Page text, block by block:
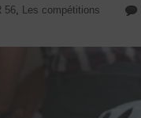
56, Les compétitions